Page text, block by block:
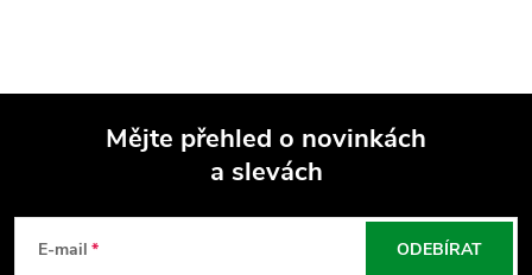
Mějte přehled o novinkách
a slevách
E-mail ODEBÍRAT